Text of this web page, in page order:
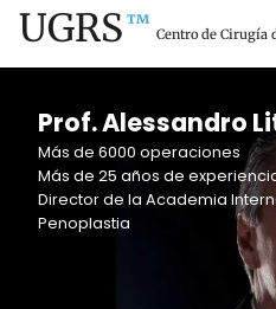
UGRS™ Centro de Cirugía
Prof. Alessandro
Más de 6000 operaciones
Más de 25 años de
Director de la Academia
Penoplastia